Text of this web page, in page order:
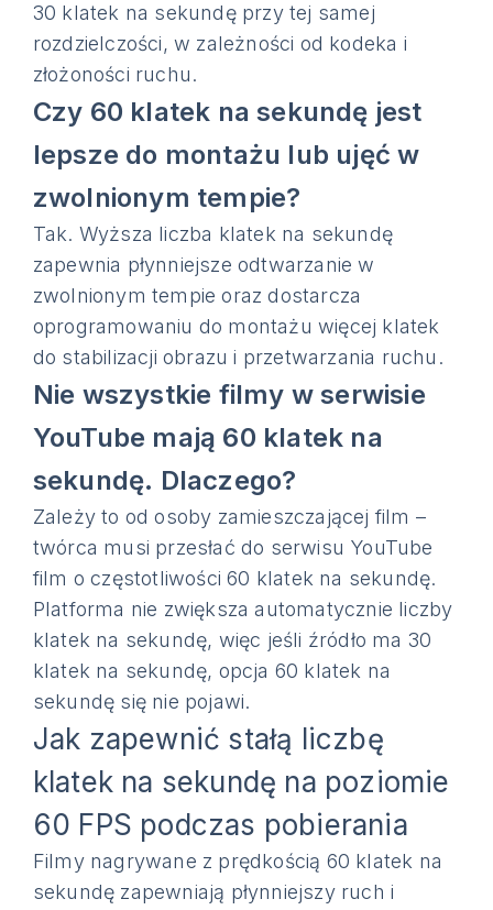
30 klatek na sekundę przy tej samej
rozdzielczości, w zależności od kodeka i
złożoności ruchu.
Czy 60 klatek na sekundę jest
lepsze do montażu lub ujęć w
zwolnionym tempie?
Tak. Wyższa liczba klatek na sekundę
zapewnia płynniejsze odtwarzanie w
zwolnionym tempie oraz dostarcza
oprogramowaniu do montażu więcej klatek
do stabilizacji obrazu i przetwarzania ruchu.
Nie wszystkie filmy w serwisie
YouTube mają 60 klatek na
sekundę. Dlaczego?
Zależy to od osoby zamieszczającej film –
twórca musi przesłać do serwisu YouTube
film o częstotliwości 60 klatek na sekundę.
Platforma nie zwiększa automatycznie liczby
klatek na sekundę, więc jeśli źródło ma 30
klatek na sekundę, opcja 60 klatek na
sekundę się nie pojawi.
Jak zapewnić stałą liczbę
klatek na sekundę na poziomie
60 FPS podczas pobierania
Filmy nagrywane z prędkością 60 klatek na
sekundę zapewniają płynniejszy ruch i